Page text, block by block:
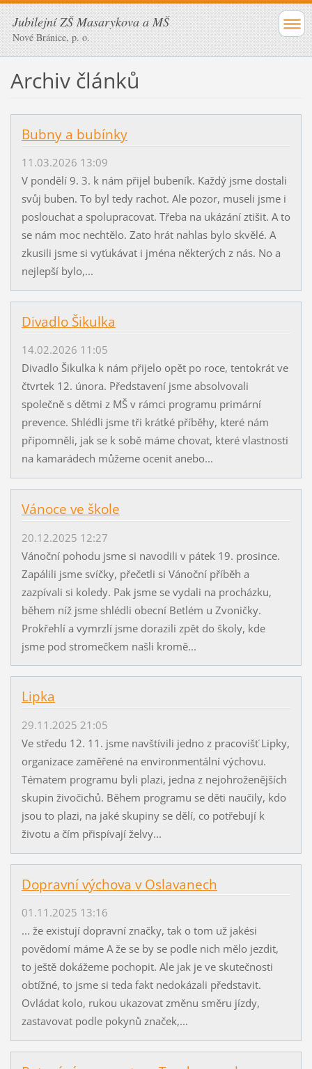
Jubilejní ZŠ Masarykova a MŠ
Nové Bránice, p. o.
Archiv článků
Bubny a bubínky
11.03.2026 13:09
V pondělí 9. 3. k nám přijel bubeník. Každý jsme dostali
svůj buben. To byl tedy rachot. Ale pozor, museli jsme i
poslouchat a spolupracovat. Třeba na ukázání ztišit. A to
se nám moc nechtělo. Zato hrát nahlas bylo skvělé. A
zkusili jsme si vyťukávat i jména některých z nás. No a
nejlepší bylo,...
Divadlo Šikulka
14.02.2026 11:05
Divadlo Šikulka k nám přijelo opět po roce, tentokrát ve
čtvrtek 12. února. Představení jsme absolvovali
společně s dětmi z MŠ v rámci programu primární
prevence. Shlédli jsme tři krátké příběhy, které nám
připomněli, jak se k sobě máme chovat, které vlastnosti
na kamarádech můžeme ocenit anebo...
Vánoce ve škole
20.12.2025 12:27
Vánoční pohodu jsme si navodili v pátek 19. prosince.
Zapálili jsme svíčky, přečetli si Vánoční příběh a
zazpívali si koledy. Pak jsme se vydali na procházku,
během níž jsme shlédli obecní Betlém u Zvoničky.
Prokřehlí a vymrzlí jsme dorazili zpět do školy, kde
jsme pod stromečkem našli kromě...
Lipka
29.11.2025 21:05
Ve středu 12. 11. jsme navštívili jedno z pracovišť Lipky,
organizace zaměřené na environmentální výchovu.
Tématem programu byli plazi, jedna z nejohroženějších
skupin živočichů. Během programu se děti naučily, kdo
jsou to plazi, na jaké skupiny se dělí, co potřebují k
životu a čím přispívají želvy...
Dopravní výchova v Oslavanech
01.11.2025 13:16
... že existují dopravní značky, tak o tom už jakési
povědomí máme A že se by se podle nich mělo jezdit,
to ještě dokážeme pochopit. Ale jak je ve skutečnosti
obtížné, to jsme si teda fakt nedokázali představit.
Ovládat kolo, rukou ukazovat změnu směru jízdy,
zastavovat podle pokynů značek,...